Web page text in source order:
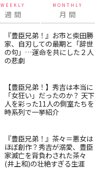
WEEKLY
週 間
MONTHLY
月 間
『豊臣兄弟！』お市と柴田勝
家、自刃しての最期と「辞世
の句」…運命を共にした２人
の悲劇
【豊臣兄弟！】秀吉は本当に
「女狂い」だったのか？ 天下
人を彩った11人の側室たちを
時系列で一挙紹介
『豊臣兄弟！』茶々＝悪女は
ほぼ創作？秀吉が溺愛、豊臣
家滅亡を背負わされた茶々
(井上和)の壮絶すぎる生涯